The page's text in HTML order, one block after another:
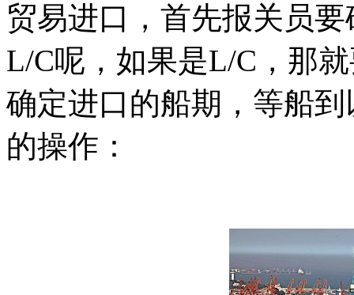
贸易进口，首先报关员
L/C呢，如果是L/C，那
确定进口的船期，等船
的操作：